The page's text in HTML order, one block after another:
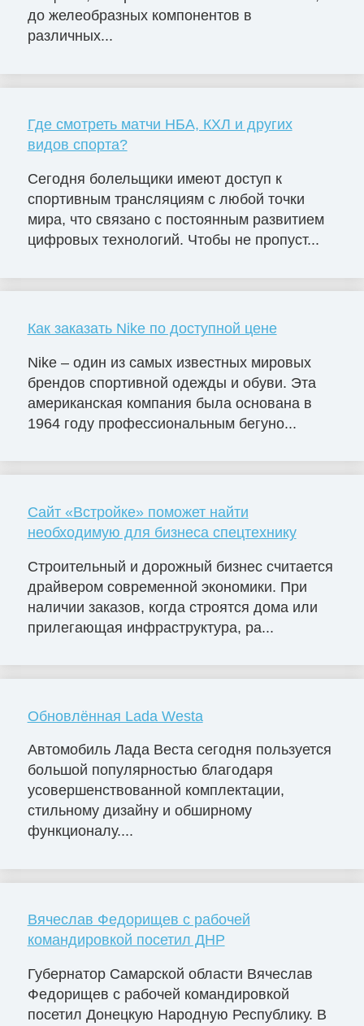
до желеобразных компонентов в
различных...
Где смотреть матчи НБА, КХЛ и других
видов спорта?
Сегодня болельщики имеют доступ к
спортивным трансляциям с любой точки
мира, что связано с постоянным развитием
цифровых технологий. Чтобы не пропуст...
Как заказать Nike по доступной цене
Nike – один из самых известных мировых
брендов спортивной одежды и обуви. Эта
американская компания была основана в
1964 году профессиональным бегуно...
Сайт «Встройке» поможет найти
необходимую для бизнеса спецтехнику
Строительный и дорожный бизнес считается
драйвером современной экономики. При
наличии заказов, когда строятся дома или
прилегающая инфраструктура, ра...
Обновлённая Lada Westa
Автомобиль Лада Веста сегодня пользуется
большой популярностью благодаря
усовершенствованной комплектации,
стильному дизайну и обширному
функционалу....
Вячеслав Федорищев с рабочей
командировкой посетил ДНР
Губернатор Самарской области Вячеслав
Федорищев с рабочей командировкой
посетил Донецкую Народную Республику. В